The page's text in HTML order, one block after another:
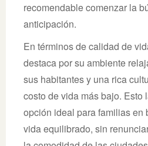
recomendable comenzar la
anticipación.
En términos de calidad de
destaca por su ambiente
sus habitantes y una rica
costo de vida más bajo. Esto
opción ideal para familias en
vida equilibrado, sin